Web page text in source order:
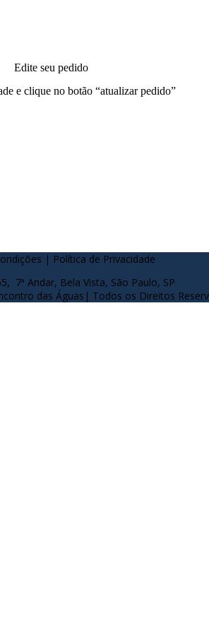
Edite seu pedido
e clique no botão “atualizar pedido”
| Política de Privacidade
7ª Andar, Bela Vista, São Paulo, SP
das Águas| Todos os Direitos